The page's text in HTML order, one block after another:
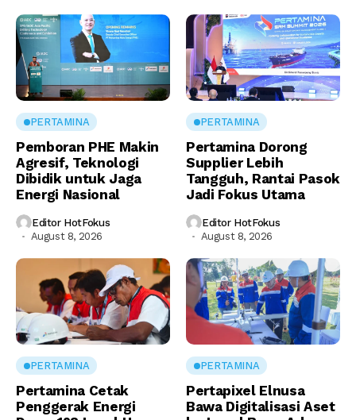
PERTAMINA
Pemboran PHE Makin
Agresif, Teknologi
Dibidik untuk Jaga
Energi Nasional
Editor HotFokus
August 8, 2026
PERTAMINA
Pertamina Dorong
Supplier Lebih
Tangguh, Rantai Pasok
Jadi Fokus Utama
Editor HotFokus
August 8, 2026
PERTAMINA
Pertamina Cetak
Penggerak Energi
PERTAMINA
Pertapixel Elnusa
Bawa Digitalisasi Aset